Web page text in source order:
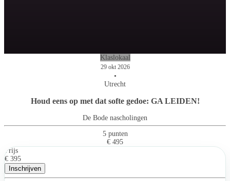
Klaslokaal
29 okt 2026
•
Utrecht
Houd eens op met dat softe gedoe: GA LEIDEN!
De Bode nascholingen
5 punten
€ 495
Prijs
€ 395
Inschrijven